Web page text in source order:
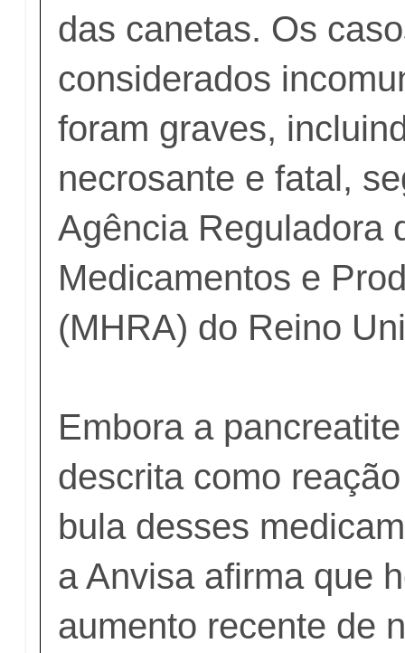
das canetas. Os
considerados
foram graves,
necrosante e fatal,
Agência Reguladora
Medicamentos e
(MHRA) do Reino
Embora a
descrita como
bula desses
a Anvisa afirma que
aumento recente de